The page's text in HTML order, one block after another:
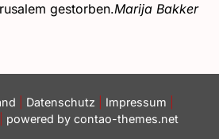
gestorben.Marija Bakker
Datenschutz Impressum
powered by contao-themes.net